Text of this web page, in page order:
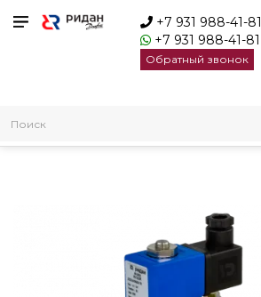
+7 931 988-41-81
+7 931 988-41-81
Обратный звонок
Электромагнитные клапаны